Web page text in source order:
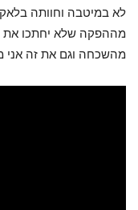
לא במיטבה וחוותה
מההפקה שלא יחתכו את
מהשכחה וגם את זה אני